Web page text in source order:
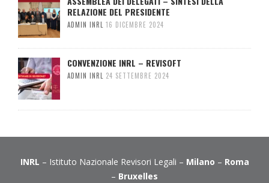
RELAZIONE DEL PRESIDENTE
ADMIN INRL 16 DICEMBRE 2024
CONVENZIONE INRL – REVISOFT
ADMIN INRL 24 SETTEMBRE 2024
INRL – Istituto Nazionale Revisori Legali – Milano – Roma
– Bruxelles